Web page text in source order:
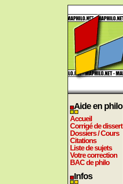
Aide en philo
Accueil
Corrigé de dissert
Dossiers / Cours
Citations
Liste de sujets
Votre correction
BAC de philo
Infos